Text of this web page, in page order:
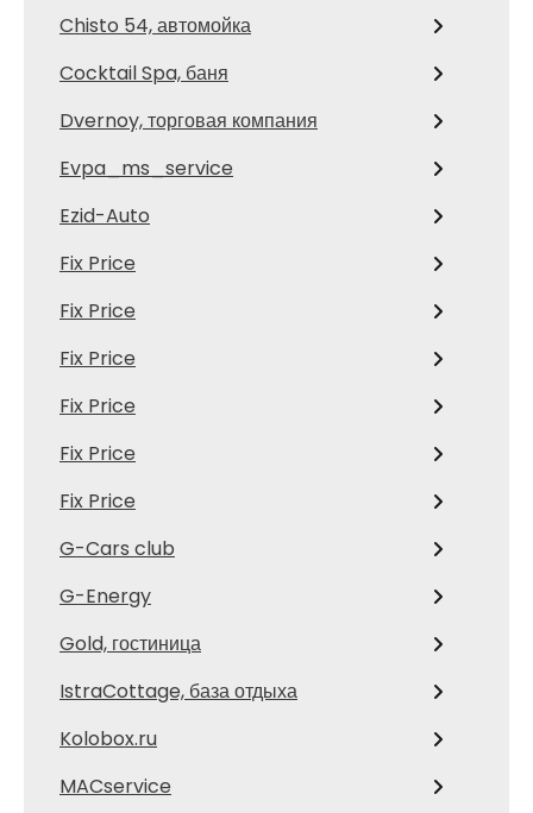
Chisto 54, автомойка
Cocktail Spa, баня
Dvernoy, торговая компания
Evpa_ms_service
Ezid-Auto
Fix Price
Fix Price
Fix Price
Fix Price
Fix Price
Fix Price
G-Cars club
G-Energy
Gold, гостиница
IstraCottage, база отдыха
Kolobox.ru
MACservice